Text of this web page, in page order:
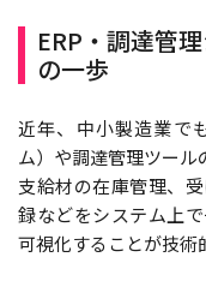
ERP・調達管
の一歩
近年、中小製造業で
ム）や調達管理ツール
支給材の在庫管理、
録などをシステム上
可視化することが技術